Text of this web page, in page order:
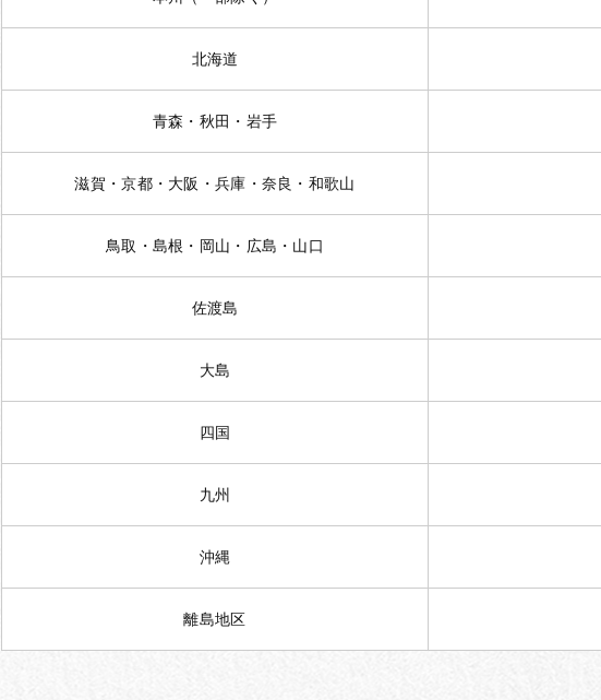
北海道
青森・秋田・岩手
滋賀・京都・大阪・兵庫・奈良・和歌山
鳥取・島根・岡山・広島・山口
佐渡島
大島
四国
九州
沖縄
離島地区